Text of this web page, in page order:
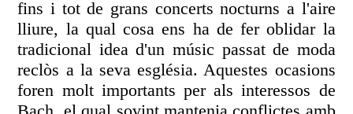
fins i tot de grans concerts nocturns a l'aire
lliure, la qual cosa ens ha de fer oblidar la
tradicional idea d'un músic passat de moda
reclòs a la seva església. Aquestes ocasions
foren molt importants per als interessos de